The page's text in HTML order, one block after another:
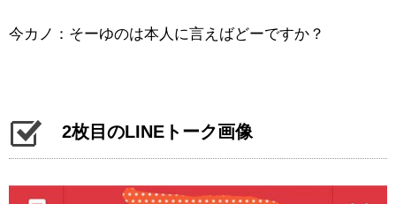
今カノ：そーゆのは本人に言えばどーですか？
2枚目のLINEトーク画像